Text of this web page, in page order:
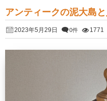
アンティークの泥大島
2023年5月29日 0件 1771